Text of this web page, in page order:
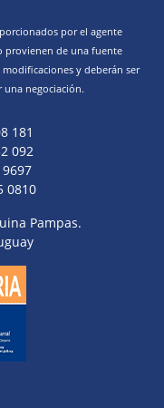
por el agente
provienen de una fuente
y deberán ser
negociación.
181
092
0810
Pampas.